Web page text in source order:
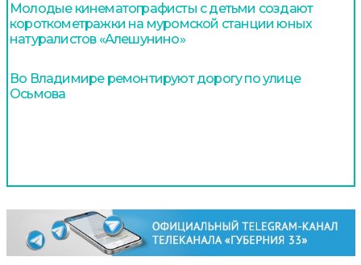
Молодые кинематографисты с детьми создают
короткометражки на муромской станции юных
натуралистов «Алешунино»
Во Владимире ремонтируют дорогу по улице
Осьмова